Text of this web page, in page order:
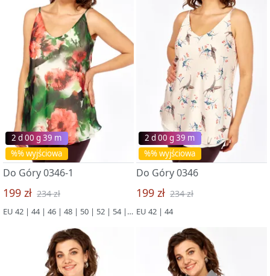
%% wyjściowa
2 d 00 g 39 m
Do Góry 0346-1
199 zł 234 zł
EU 42 | 44 | 46 | 48 | 50 | 52 | 54 | 56 | 58 | 60 | 62 | 64 | 66
%% wyjściowa
2 d 00 g 39 m
Do Góry 0346
199 zł 234 zł
EU 42 | 44